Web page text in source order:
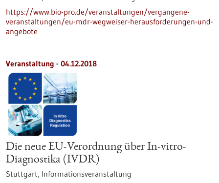
https://www.bio-pro.de/veranstaltungen/vergangene-
veranstaltungen/eu-mdr-wegweiser-herausforderungen-und-
angebote
Veranstaltung - 04.12.2018
Die neue EU-Verordnung über In-vitro-
Diagnostika (IVDR)
Stuttgart, Informationsveranstaltung